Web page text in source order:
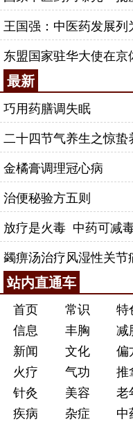
王国强：中医药发展
东盟国家驻华大使在京
最新
巧用药膳调失眠
二十四节气养生之惊蛰
金橘膏调理冠心病
治便秘验方五则
放疗是火毒 中药可减
蠲痹汤治疗风湿性关节
站内直通车
首页 常识 特
信息
丰胸 减
新闻
文化 偏
火疗
气功 推
针灸
美容 老
疾病
杂症 中